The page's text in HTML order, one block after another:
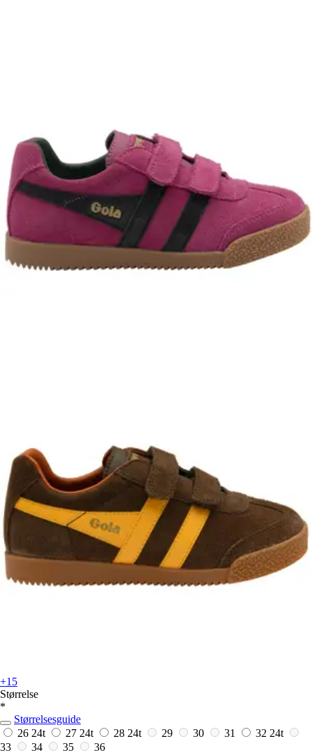
+15
Størrelse
*
Størrelsesguide
26 24t 27 24t 28 24t 29 30 31 32 24t
33
34 35
36